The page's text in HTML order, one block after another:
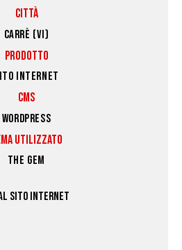
CITTÀ
CARRÈ (VI)
PRODOTTO
INTERNET
CMS
WORDPRESS
UTILIZZATO
THE GEM
SITO INTERNET